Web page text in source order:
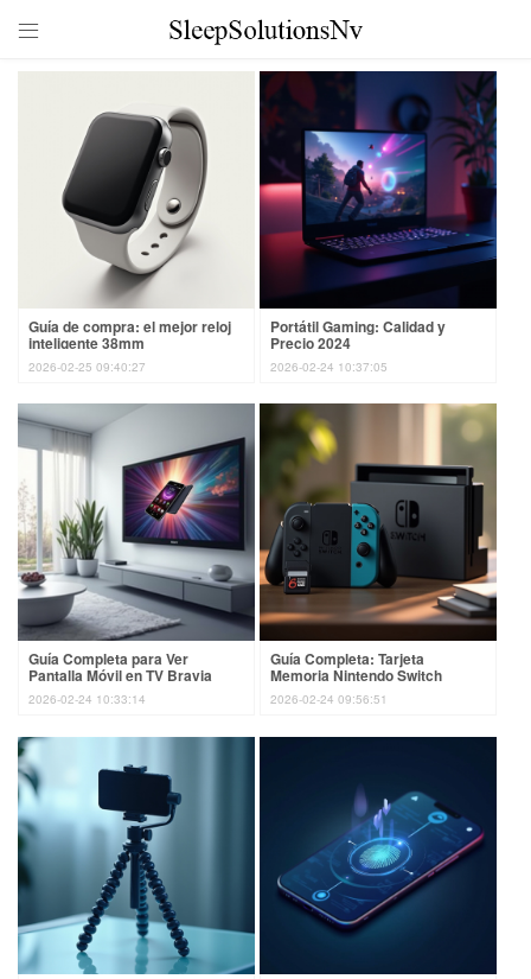

Guía de compra: el mejor reloj
inteligente 38mm
2026-02-25 09:40:27
Portátil Gaming: Calidad y
Precio 2024
2026-02-24 10:37:05
Guía Completa para Ver
Pantalla Móvil en TV Bravia
2026-02-24 10:33:14
Guía Completa: Tarjeta
Memoria Nintendo Switch
2026-02-24 09:56:51